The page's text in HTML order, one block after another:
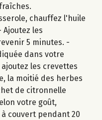
chauffez l'huile
les
5 minutes. -
dans votre
les crevettes
la moitié des herbes
de citronnelle
votre goût,
couvert pendant 20